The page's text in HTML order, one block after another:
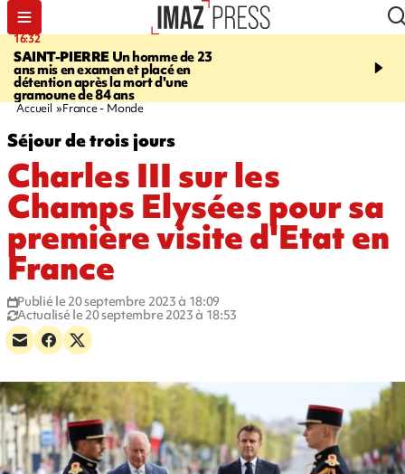
16:32
SAINT-PIERREUn homme de 23
ans mis en examen et placé en
détention après la mort d'une
gramoune de 84 ans
21:08
et Turquie scellent un
Accueil France - Monde
Séjour de trois jours
Charles III sur les
Champs Elysées pour sa
première visite d'Etat en
France
Publié le 20 septembre 2023 à 18:09
Actualisé le 20 septembre 2023 à 18:53